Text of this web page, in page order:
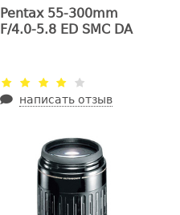
Pentax 55-300mm
F/4.0-5.8 ED SMC DA
написать отзыв